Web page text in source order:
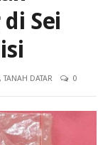
Sei
,TANAH DATAR 0